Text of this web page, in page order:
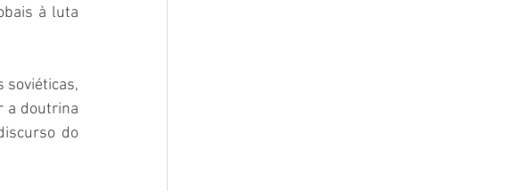
à luta
soviéticas,
a doutrina
do